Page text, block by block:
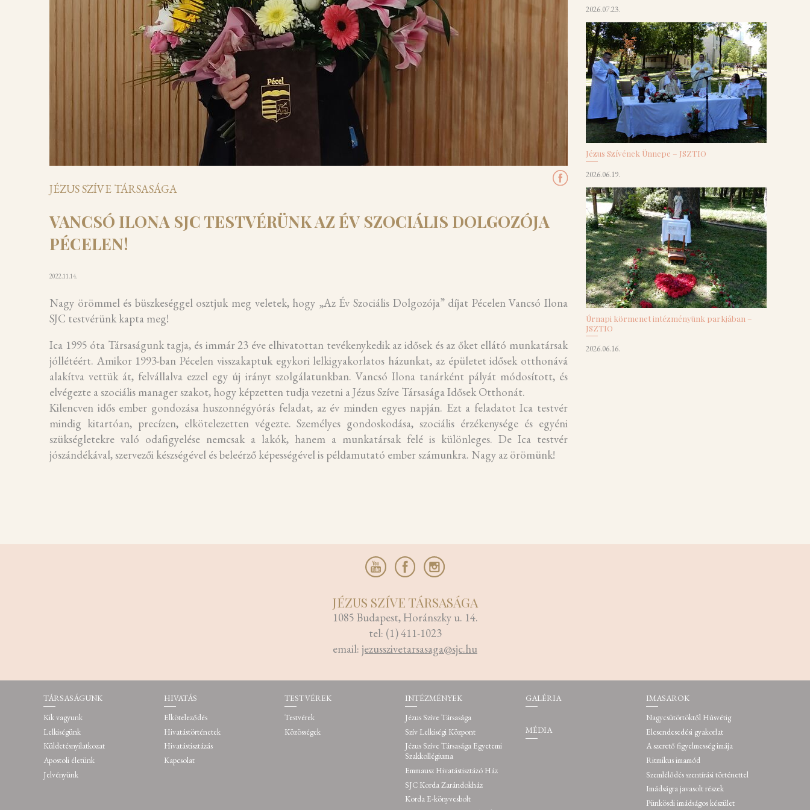
JÉZUS SZÍVE TÁRSASÁGA
VANCSÓ ILONA SJC TESTVÉRÜNK AZ ÉV SZOCIÁLIS DOLGOZÓJA
PÉCELEN!
2022.11.14.
Nagy örömmel és büszkeséggel osztjuk meg veletek, hogy „Az Év Szociális Dolgozója” díjat Pécelen Vancsó Ilona
SJC testvérünk kapta meg!
Ica 1995 óta Társaságunk tagja, és immár 23 éve elhivatottan tevékenykedik az idősek és az őket ellátó munkatársak
jóllétéért. Amikor 1993-ban Pécelen visszakaptuk egykori lelkigyakorlatos házunkat, az épületet idősek otthonává
alakítva vettük át, felvállalva ezzel egy új irányt szolgálatunkban. Vancsó Ilona tanárként pályát módosított, és
elvégezte a szociális manager szakot, hogy képzetten tudja vezetni a Jézus Szíve Társasága Idősek Otthonát.
Kilencven idős ember gondozása huszonnégyórás feladat, az év minden egyes napján. Ezt a feladatot Ica testvér
mindig kitartóan, precízen, elkötelezetten végezte. Személyes gondoskodása, szociális érzékenysége és egyéni
szükségletekre való odafigyelése nemcsak a lakók, hanem a munkatársak felé is különleges. De Ica testvér
jószándékával, szervezői készségével és beleérző képességével is példamutató ember számunkra. Nagy az örömünk!
2026.07.23.
Jézus Szívének Ünnepe – JSZTIO
2026.06.19.
Úrnapi körmenet intézményünk parkjában –
JSZTIO
2026.06.16.
JÉZUS SZÍVE TÁRSASÁGA
1085 Budapest, Horánszky u. 14.
tel: (1) 411-1023
email: jezusszivetarsasaga@sjc.hu
TÁRSASÁGUNK
Kik vagyunk
Lelkiségünk
Küldetésnyilatkozat
Apostoli életünk
Jelvényünk
HIVATÁS
Elköteleződés
Hivatástörténetek
Hivatástisztázás
Kapcsolat
TESTVÉREK
Testvérek
Közösségek
INTÉZMÉNYEK
Jézus Szíve Társasága
Szív Lelkiségi Központ
Jézus Szíve Társasága Egyetemi
Szakkollégiuma
Emmausz Hivatástisztázó Ház
SJC Korda Zarándokház
Korda E-könyvesbolt
GALÉRIA
MÉDIA
IMASAROK
Nagycsütörtöktől Húsvétig
Elcsendesedési gyakorlat
A szerető figyelmesség imája
Ritmikus imamód
Szemlélődés szentírási történettel
Imádságra javasolt részek
Pünkösdi imádságos készület